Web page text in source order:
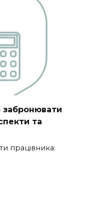
та
працівника: